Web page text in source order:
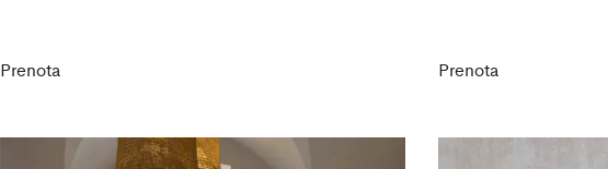
Prenota Prenota